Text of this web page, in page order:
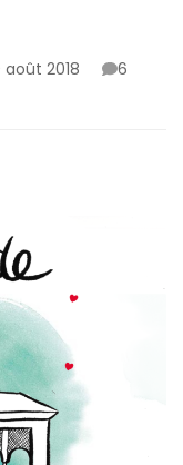
août 2018
6